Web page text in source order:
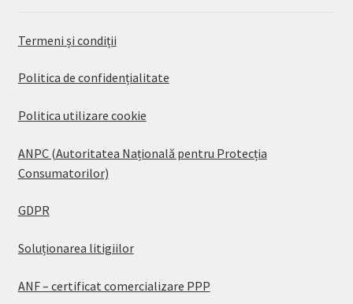
Termeni și condiții
Politica de confidențialitate
Politica utilizare cookie
ANPC (Autoritatea Națională pentru Protecția
Consumatorilor)
GDPR
Soluționarea litigiilor
ANF – certificat comercializare PPP